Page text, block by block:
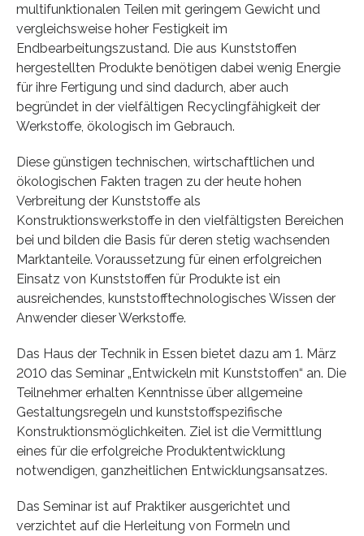
multifunktionalen Teilen mit geringem Gewicht und
vergleichsweise hoher Festigkeit im
Endbearbeitungszustand. Die aus Kunststoffen
hergestellten Produkte benötigen dabei wenig Energie
für ihre Fertigung und sind dadurch, aber auch
begründet in der vielfältigen Recyclingfähigkeit der
Werkstoffe, ökologisch im Gebrauch.
Diese günstigen technischen, wirtschaftlichen und
ökologischen Fakten tragen zu der heute hohen
Verbreitung der Kunststoffe als
Konstruktionswerkstoffe in den vielfältigsten Bereichen
bei und bilden die Basis für deren stetig wachsenden
Marktanteile. Voraussetzung für einen erfolgreichen
Einsatz von Kunststoffen für Produkte ist ein
ausreichendes, kunststofftechnologisches Wissen der
Anwender dieser Werkstoffe.
Das Haus der Technik in Essen bietet dazu am 1. März
2010 das Seminar „Entwickeln mit Kunststoffen“ an. Die
Teilnehmer erhalten Kenntnisse über allgemeine
Gestaltungsregeln und kunststoffspezifische
Konstruktionsmöglichkeiten. Ziel ist die Vermittlung
eines für die erfolgreiche Produktentwicklung
notwendigen, ganzheitlichen Entwicklungsansatzes.
Das Seminar ist auf Praktiker ausgerichtet und
verzichtet auf die Herleitung von Formeln und